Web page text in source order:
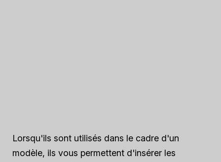
Lorsqu'ils sont utilisés dans le cadre d'un
modèle, ils vous permettent d'insérer les